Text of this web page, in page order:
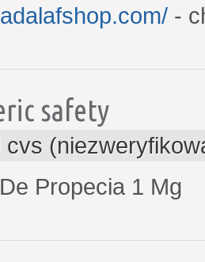
-
safety
cvs
Propecia 1 Mg